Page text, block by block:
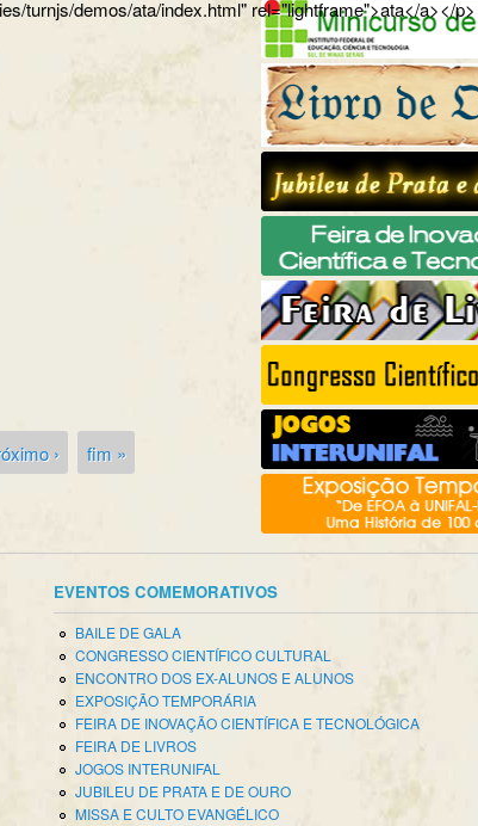
turnjs/demos/ata/index.html" rel="lightframe">ata</
› fim »
EVENTOS COMEMORATIVOS
BAILE DE GALA
CONGRESSO CIENTÍFICO CULTURAL
ENCONTRO DOS EX-ALUNOS E ALUNOS
EXPOSIÇÃO TEMPORÁRIA
FEIRA DE INOVAÇÃO CIENTÍFICA E TECNOLÓGICA
FEIRA DE LIVROS
JOGOS INTERUNIFAL
JUBILEU DE PRATA E DE OURO
MISSA E CULTO EVANGÉLICO